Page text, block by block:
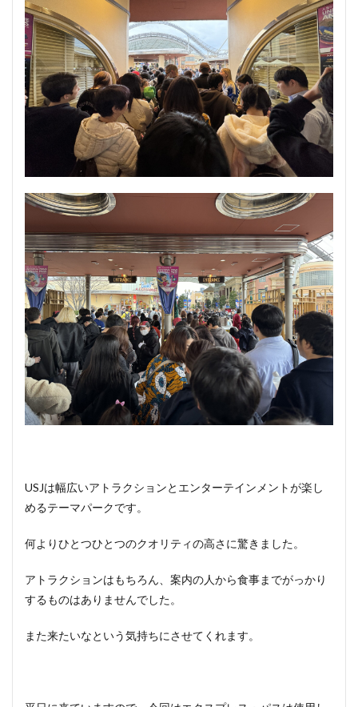
USJは幅広いアトラクションとエンターテインメントが楽し
めるテーマパークです。
何よりひとつひとつのクオリティの高さに驚きました。
アトラクションはもちろん、案内の人から食事までがっかり
するものはありませんでした。
また来たいなという気持ちにさせてくれます。